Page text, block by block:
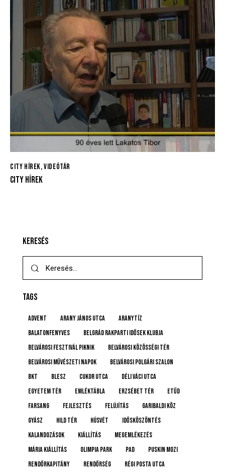
CITY HÍREK,VIDEÓTÁR
CITY HÍREK
KERESÉS
TAGS
advent Arany János utca
Aranytíz
Balatonfenyves
Belgrád Rakparti Idősek Klubja
Belvárosi Fesztivál Piknik
Belvárosi Közösségi Tér
Belvárosi Művészeti Napok
Belvárosi Polgári Szalon
BKT
BLESZ Cukor utca
Déli Váci utca
Egyetem tér
emléktábla Erzsébet tér
etűd
farsang
fejlesztés felújítás
Garibaldi köz
gyász
Hild tér húsvét
idősköszöntés
Kalandozások
kiállítás
megemlékezés
Mária kiállítás
Olimpia Park pad
Puskin mozi
rendőrkapitány
rendőrség
Régi posta utca